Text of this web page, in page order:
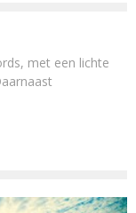
met een lichte